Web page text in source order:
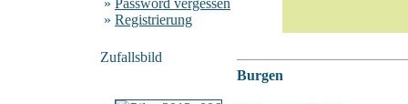
» Registrierung
Zufallsbild
Burgen